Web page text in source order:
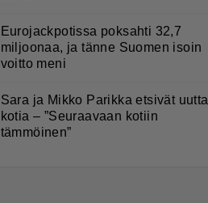
Eurojackpotissa poksahti 32,7
miljoonaa, ja tänne Suomen isoin
voitto meni
Sara ja Mikko Parikka etsivät uutta
kotia – ”Seuraavaan kotiin
tämmöinen”